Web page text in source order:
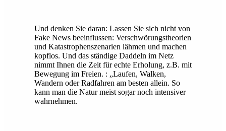
Und denken Sie daran: Lassen Sie sich nicht von
Fake News beeinflussen: Verschwörungstheorien
und Katastrophenszenarien lähmen und machen
kopflos. Und das ständige Daddeln im Netz
nimmt Ihnen die Zeit für echte Erholung, z.B. mit
Bewegung im Freien. : „Laufen, Walken,
Wandern oder Radfahren am besten allein. So
kann man die Natur meist sogar noch intensiver
wahrnehmen.